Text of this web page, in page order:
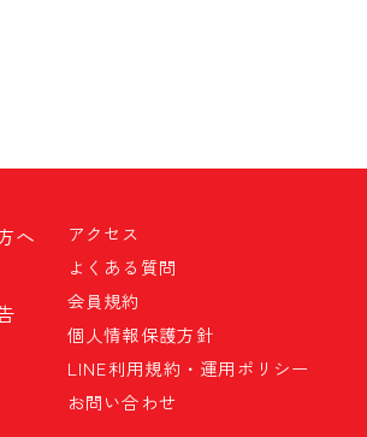
へ
アクセス
よくある質問
会員規約
個人情報保護方針
LINE利用規約・運用ポリシー
お問い合わせ